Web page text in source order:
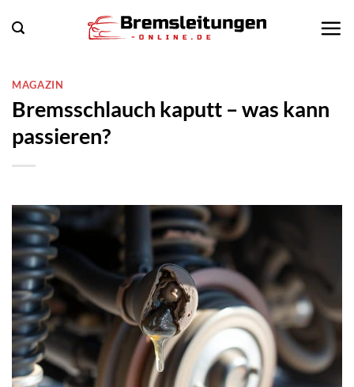
Inhalt
MAGAZIN
Bremsschlauch kaputt – was kann
passieren?